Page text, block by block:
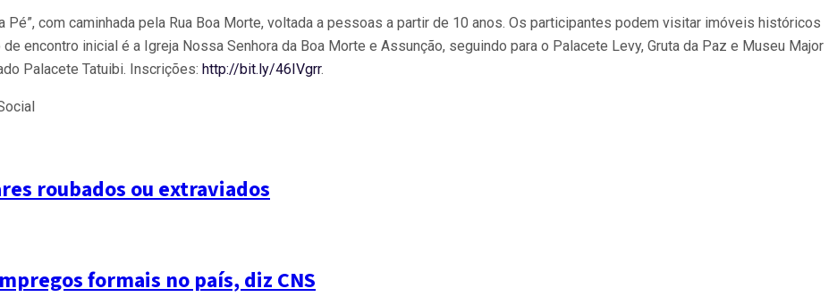
Pé”, com caminhada pela Rua Boa Morte, voltada a pessoas a partir de 10 anos. Os participantes podem visitar imóveis históricos
encontro inicial é a Igreja Nossa Senhora da Boa Morte e Assunção, seguindo para o Palacete Levy, Gruta da Paz e Museu Major
Palacete Tatuibi. Inscrições: http://bit.ly/46IVgrr.
roubados ou extraviados
formais no país, diz CNS